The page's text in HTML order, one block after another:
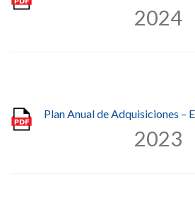
2024
Plan Anual de Adquisiciones –
2023